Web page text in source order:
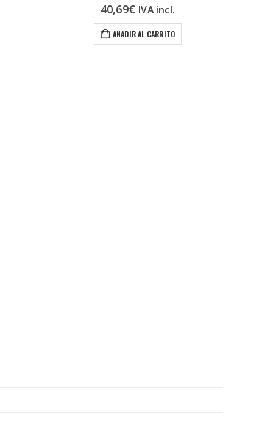
40,69€ IVA incl.
AÑADIR AL CARRITO